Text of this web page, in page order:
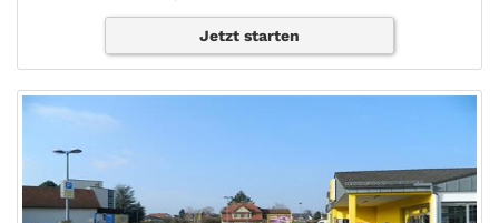
Jetzt starten